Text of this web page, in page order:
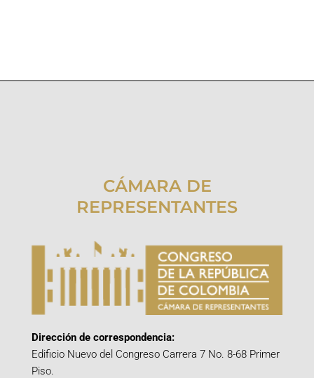
CÁMARA DE
REPRESENTANTES
Dirección de correspondencia:
Edificio Nuevo del Congreso Carrera 7 No. 8-68 Primer
Piso.